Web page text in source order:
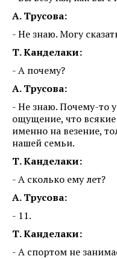
А. Трусова:
- Не знаю. Могу
Т. Канделаки:
- А почему?
А. Трусова:
- Не знаю. Почему-то
ощущение, что
именно на везение,
нашей семьи.
Т. Канделаки:
- А сколько ему лет?
А. Трусова:
- 11.
Т. Канделаки:
- А спортом не